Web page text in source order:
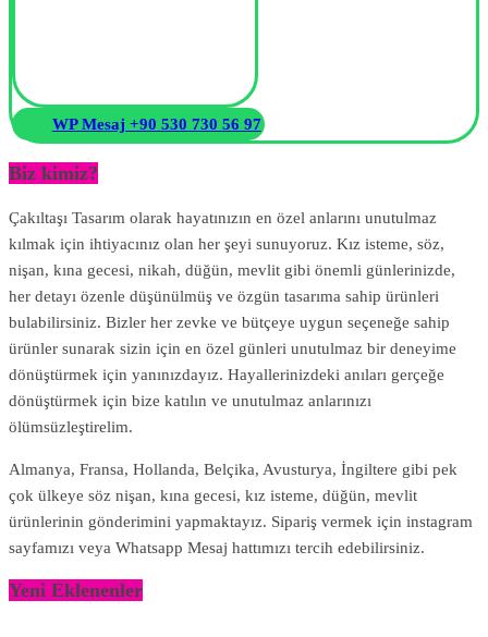
WP Mesaj +90 530 730 56 97
Biz kimiz?
Çakıltaşı Tasarım olarak hayatınızın en özel anlarını unutulmaz
kılmak için ihtiyacınız olan her şeyi sunuyoruz. Kız isteme, söz,
nişan, kına gecesi, nikah, düğün, mevlit gibi önemli günlerinizde,
her detayı özenle düşünülmüş ve özgün tasarıma sahip ürünleri
bulabilirsiniz. Bizler her zevke ve bütçeye uygun seçeneğe sahip
ürünler sunarak sizin için en özel günleri unutulmaz bir deneyime
dönüştürmek için yanınızdayız. Hayallerinizdeki anıları gerçeğe
dönüştürmek için bize katılın ve unutulmaz anlarınızı
ölümsüzleştirelim.
Almanya, Fransa, Hollanda, Belçika, Avusturya, İngiltere gibi pek
çok ülkeye söz nişan, kına gecesi, kız isteme, düğün, mevlit
ürünlerinin gönderimini yapmaktayız. Sipariş vermek için instagram
sayfamızı veya Whatsapp Mesaj hattımızı tercih edebilirsiniz.
Yeni Eklenenler